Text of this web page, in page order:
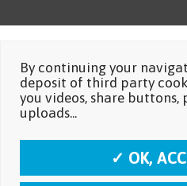
By continuing your
deposit of third party
you videos, share
uploads...
✓ OK,